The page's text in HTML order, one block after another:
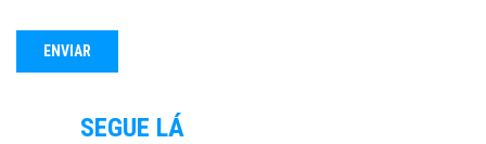
SEGUE LÁ